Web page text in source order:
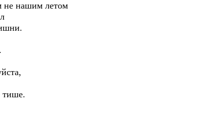
не нашим летом
тише.